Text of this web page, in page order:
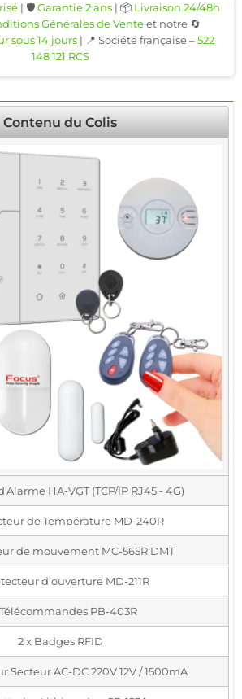
| 🛡️Garantie 2 ans | 📦 Livraison 24/48h
Générales de Venteet notre 🔄
sous 14 jours | 📍 Société française –522
148 121 RCS
Contenu du Colis
HA-VGT (TCP/IP RJ45 - 4G)
de Température MD-240R
de mouvement MC-565R DMT
d'ouverture MD-211R
PB-403R
2 x Badges RFID
Secteur AC-DC 220V 12V / 1500mA